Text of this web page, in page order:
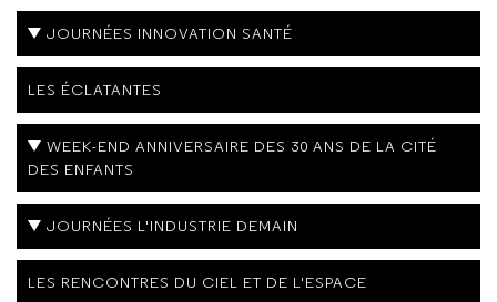
JOURNÉES INNOVATION SANTÉ
LES ÉCLATANTES
WEEK-END ANNIVERSAIRE DES 30 ANS DE LA CITÉ
DES ENFANTS
JOURNÉES L'INDUSTRIE DEMAIN
LES RENCONTRES DU CIEL ET DE L'ESPACE